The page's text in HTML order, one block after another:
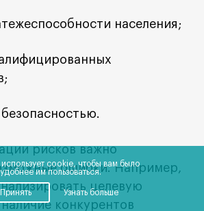
населения;
рисков важно
ошибки. Например,
целевую
конкурентов
использует cookie, чтобы вам было
удобнее им пользоваться.
Принять Узнать больше